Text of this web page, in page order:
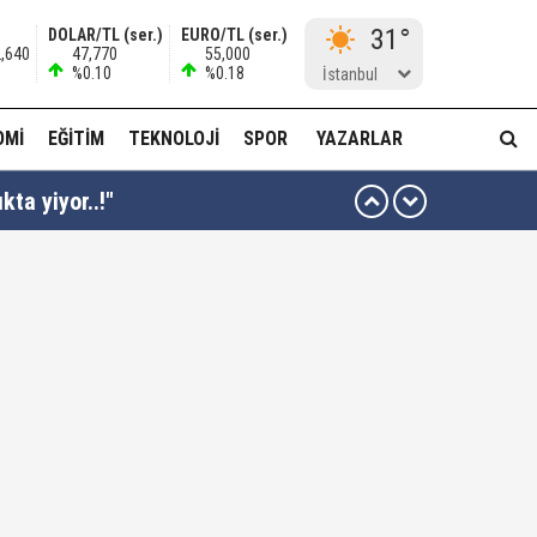
DOLAR/TL (ser.)
47,770
%0.10
EURO/TL (ser.)
55,000
%0.18
31°
İstanbul
EĞITIM TEKNOLOJI SPOR YAZARLAR
yiyor..!"
kararı...
dikkat çekti!